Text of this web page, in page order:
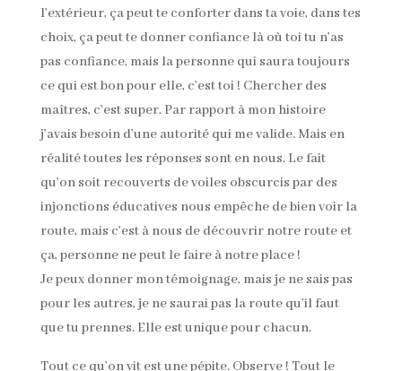
l’extérieur, ça peut te conforter dans ta voie, dans tes
choix, ça peut te donner confiance là où toi tu n’as
pas confiance, mais la personne qui saura toujours
ce qui est bon pour elle, c’est toi ! Chercher des
maîtres, c’est super. Par rapport à mon histoire
j’avais besoin d’une autorité qui me valide. Mais en
réalité toutes les réponses sont en nous. Le fait
qu’on soit recouverts de voiles obscurcis par des
injonctions éducatives nous empêche de bien voir la
route, mais c’est à nous de découvrir notre route et
ça, personne ne peut le faire à notre place !
Je peux donner mon témoignage, mais je ne sais pas
pour les autres, je ne saurai pas la route qu’il faut
que tu prennes. Elle est unique pour chacun.
Tout ce qu’on vit est une pépite. Observe ! Tout le